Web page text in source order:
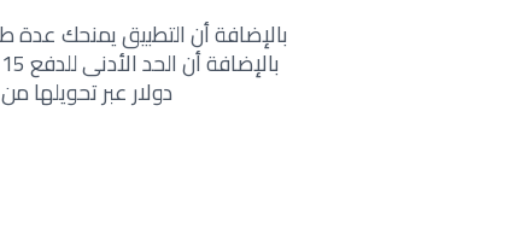
دولار عبر تحويلها من 250 نقطة التي يمنحك إياها هذا التطبيق.